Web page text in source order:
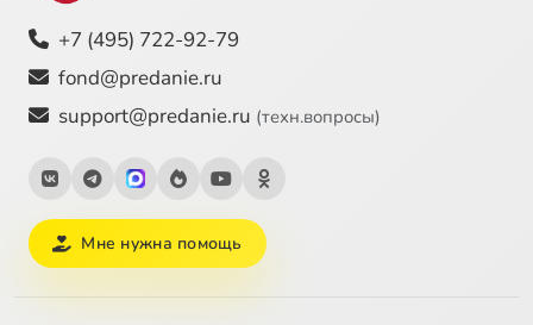
+7 (495) 722-92-79
fond@predanie.ru
support@predanie.ru (техн.вопросы)
Мне нужна помощь